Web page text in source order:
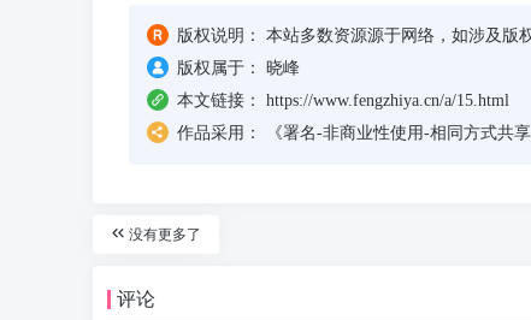
版权说明：
本站多数资源源于网络，如涉及版
版权属于：
晓峰
本文链接：
https://www.fengzhiya.cn/a/15.html
作品采用：
《署名-非商业性使用-相同方式共
没有更多了
评论